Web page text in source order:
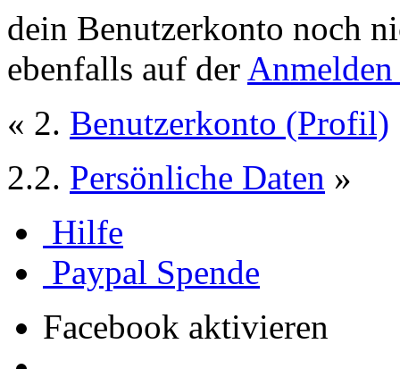
dein Benutzerkonto noch
ebenfalls auf der Anmelden
« 2. Benutzerkonto (Profil)
2.2. Persönliche Daten »
Hilfe
Paypal Spende
Facebook aktivieren